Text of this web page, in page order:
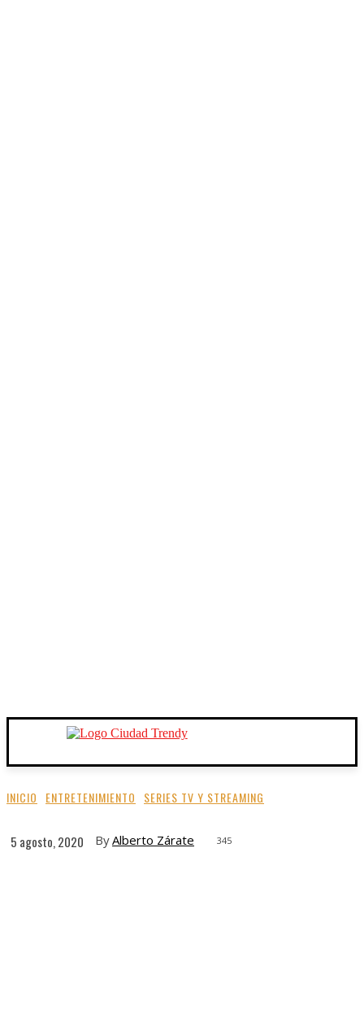
INICIO ENTRETENIMIENTO SERIES TV Y STREAMING
5 agosto, 2020 ByAlberto Zárate 345